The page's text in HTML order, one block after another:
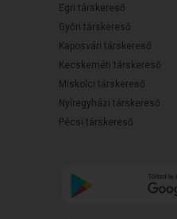
Egri társkereső
Győri társkereső
Kaposvári társkereső
Kecskeméti társkereső
Miskolci társkereső
Nyíregyházi társkereső
Pécsi társkereső